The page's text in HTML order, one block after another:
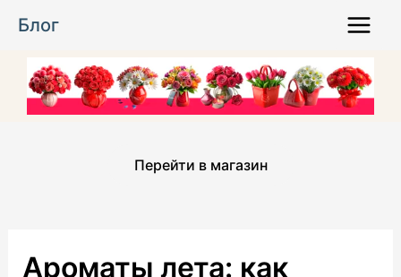
Блог
Menu
Перейти в магазин
Ароматы лета: как